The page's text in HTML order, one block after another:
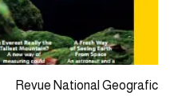
Revue National Geografic